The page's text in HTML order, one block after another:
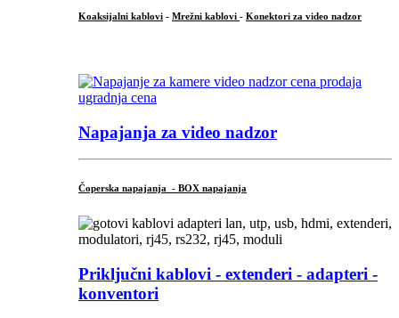
Koaksijalni kablovi - Mrežni kablovi - Konektori za video nadzor
Napajanja za video nadzor
Čoperska napajanja - BOX napajanja
Priključni kablovi - extenderi - adapteri -
konventori